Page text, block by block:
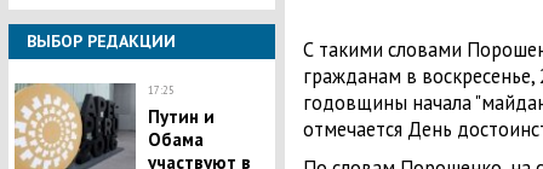
ВЫБОР РЕДАКЦИИ
17:25
Путин и
Обама
участвуют в
С такими словами
гражданам в воскресенье,
годовщины начала
отмечается День